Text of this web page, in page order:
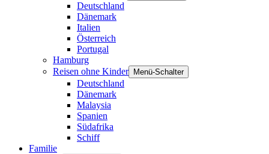
Deutschland
Dänemark
Italien
Österreich
Portugal
Hamburg
Reisen ohne Kinder
Menü-Schalter
Deutschland
Dänemark
Malaysia
Spanien
Südafrika
Schiff
Familie